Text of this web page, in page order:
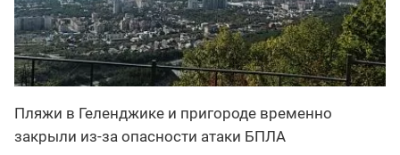
Пляжи в Геленджике и пригороде временно
закрыли из-за опасности атаки БПЛА